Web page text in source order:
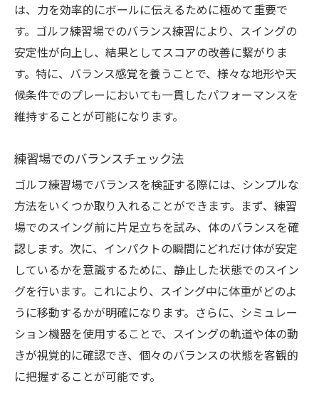
バランス改善による疲労軽減
ゴルフ練習場でのトレーニングでバランスを意
識する方法
基本的なバランストレーニングのステップ
練習場での器具を活用したバランス練習
ング
鏡を使った自己チェック方法
プロの指導を受けたバランス感覚の強化
バランストレーニングと筋力強化の連携
なぜゴルフ練習場でのバランス練習が重要なの
かを解説
安定したスイングに不可欠な要素
ゴルフ特有のバランス要求について
初心者から上級者までのバランスの重要性
バランスがもたらす怪我の予防
は、力を効率的にボールに伝えるために極めて重要で
す。ゴルフ練習場でのバランス練習により、スイングの
安定性が向上し、結果としてスコアの改善に繋がりま
す。特に、バランス感覚を養うことで、様々な地形や天
候条件でのプレーにおいても一貫したパフォーマンスを
維持することが可能になります。
練習場でのバランスチェック法
ゴルフ練習場でバランスを検証する際には、シンプルな
方法をいくつか取り入れることができます。まず、練習
場でのスイング前に片足立ちを試み、体のバランスを確
認します。次に、インパクトの瞬間にどれだけ体が安定
しているかを意識するために、静止した状態でのスイン
グを行います。これにより、スイング中に体重がどのよ
うに移動するかが明確になります。さらに、シミュレー
ション機器を使用することで、スイングの軌道や体の動
きが視覚的に確認でき、個々のバランスの状態を客観的
に把握することが可能です。